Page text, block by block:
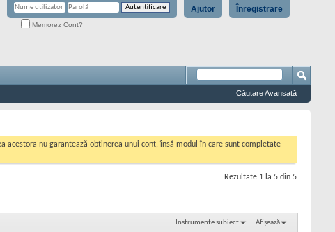
Înregistrare
Ajutor
Memorez Cont?
Căutare Avansată
nu garantează obținerea unui cont, însă modul în care sunt completate
Rezultate 1 la 5 din 5
Instrumente subiect Afișează